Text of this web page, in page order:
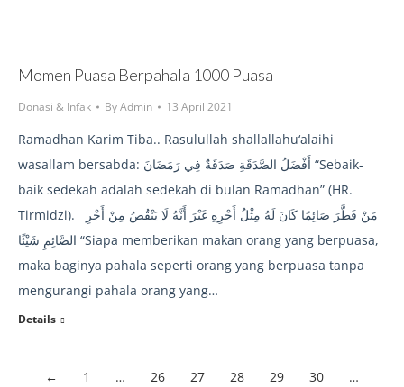
Momen Puasa Berpahala 1000 Puasa
Donasi & Infak ByAdmin 13 April 2021
Ramadhan Karim Tiba.. Rasulullah shallallahu‘alaihi
wasallam bersabda: أَفْضَلُ الصَّدَقَةِ صَدَقَةٌ فِي رَمَضَانَ “Sebaik-
baik sedekah adalah sedekah di bulan Ramadhan” (HR.
Tirmidzi). مَنْ فَطَّرَ صَائِمًا كَانَ لَهُ مِثْلُ أَجْرِهِ غَيْرَ أَنَّهُ لَا يَنْقُصُ مِنْ أَجْرِ
الصَّائِمِ شَيْئًا “Siapa memberikan makan orang yang berpuasa,
maka baginya pahala seperti orang yang berpuasa tanpa
mengurangi pahala orang yang…
Details
← 1 … 26 27 28 29 30
…